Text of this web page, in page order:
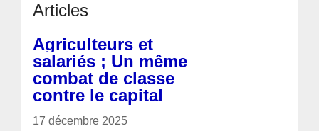
Articles
Agriculteurs et
salariés ; Un même
combat de classe
contre le capital
17 décembre 2025